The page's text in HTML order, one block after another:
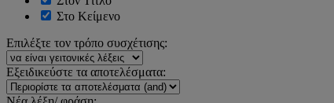
Στο Κείμενο
Επιλέξτε τον τρόπο συσχέτισης:
Εξειδικεύστε τα αποτελέσματα: